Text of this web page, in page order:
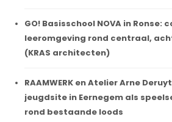
GO! Basisschool NOVA in Ronse:
leeromgeving rond centraal,
(KRAS architecten)
RAAMWERK en Atelier Arne
jeugdsite in Eernegem als
rond bestaande loods